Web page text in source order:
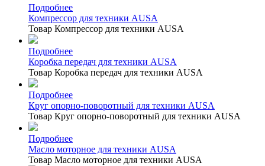
Подробнее
Компрессор для техники AUSA
Товар Компрессор для техники AUSA
Подробнее
Коробка передач для техники AUSA
Товар Коробка передач для техники AUSA
Подробнее
Круг опорно-поворотный для техники AUSA
Товар Круг опорно-поворотный для техники AUSA
Подробнее
Масло моторное для техники AUSA
Товар Масло моторное для техники AUSA